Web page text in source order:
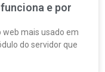
e por
web mais usado em
do servidor que